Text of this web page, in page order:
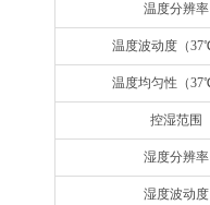
温度分辨率
温度波动度（
温度均匀性（
控湿范围
湿度分辨率
湿度波动度